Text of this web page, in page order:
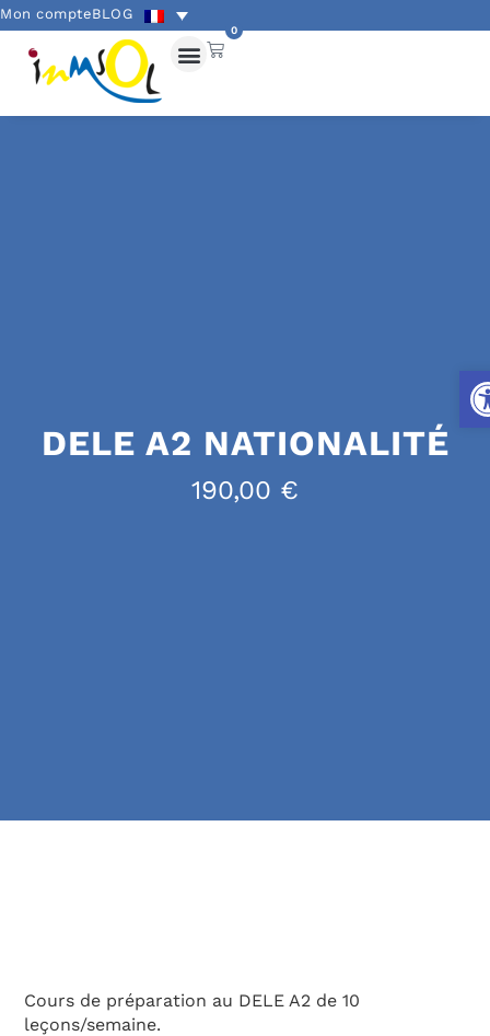
Mon compteBLOG
0
DELE A2 NATIONALITÉ
190,00 €
Cours de préparation au DELE A2 de 10
leçons/semaine.